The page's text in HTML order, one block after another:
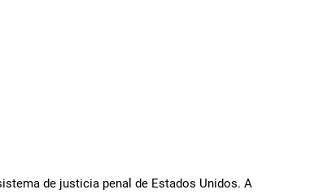
de justicia penal de Estados Unidos. A